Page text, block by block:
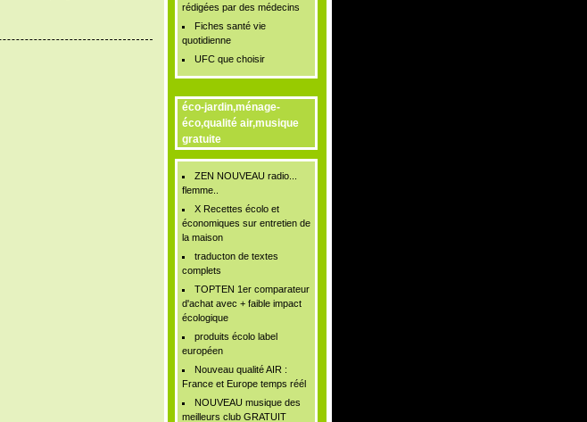
rédigées par des médecins
Fiches santé vie
quotidienne
UFC que choisir
éco-jardin,ménage-
éco,qualité air,musique
gratuite
ZEN NOUVEAU radio...
flemme..
X Recettes écolo et
économiques sur entretien de
la maison
traducton de textes
complets
TOPTEN 1er comparateur
d'achat avec + faible impact
écologique
produits écolo label
européen
Nouveau qualité AIR :
France et Europe temps réél
NOUVEAU musique des
meilleurs club GRATUIT